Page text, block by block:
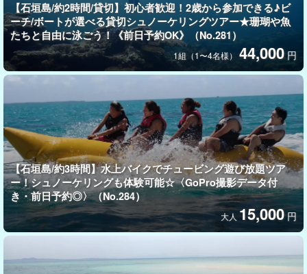
シュノーケルリングも体験可能！
水上バイクを楽しんだ後は、シュノーケリングで海中をじっくり
楽しみましょう！ガイドがサポート
するため、初心者の方も安心
してご参加いただけます。
【石垣島/約2時間/貸切】初心者歓迎！2歳から参加できる♪ビ
ーチ/ボートが選べる貸切シュノーケリングツアー★珊瑚や魚
たちと自由に泳ごう！《前日予約OK》（No.281）
1組（1〜4名様） 44,000 円
【石垣島/約3時間】水上バイクでチュービング遊び放題ツア
ー！シュノーケリングも体験可能☆〈GoPro撮影データ付
き・前日予約◎〉（No.284）
大人 15,000 円